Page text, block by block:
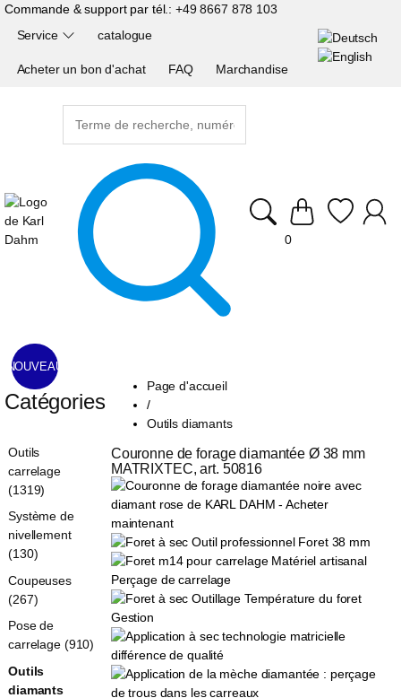
Commande & support par tél.: +49 8667 878 103
Service catalogue
Acheter un bon d'achat FAQ Marchandise
0
Page d'accueil
/
Outils diamants
Couronne de forage diamantée Ø 38 mm
MATRIXTEC, art. 50816
NOUVEAU
Catégories
Outils
carrelage
(1319)
Système de
nivellement
(130)
Coupeuses
(267)
Pose de
carrelage (910)
Outils
diamants